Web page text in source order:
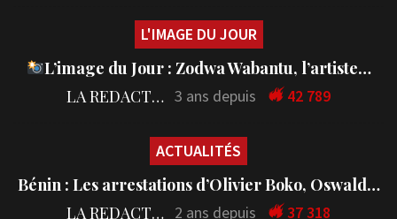
L'IMAGE DU JOUR
L’image du Jour : Zodwa Wabantu, l’artiste…
LA REDACTION 3 ans depuis 42 789
ACTUALITÉS
Bénin : Les arrestations d’Olivier Boko, Oswald…
LA REDACTION 2 ans depuis 37 318